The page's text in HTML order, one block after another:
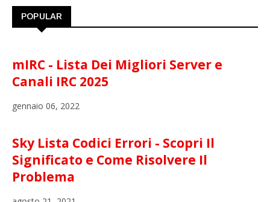
POPULAR
mIRC - Lista Dei Migliori Server e
Canali IRC 2025
gennaio 06, 2022
Sky Lista Codici Errori - Scopri Il
Significato e Come Risolvere Il
Problema